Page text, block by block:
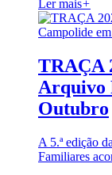
Ler mais+
TRAÇA
Arquivo
Outubro
A 5.ª edição
Familiares